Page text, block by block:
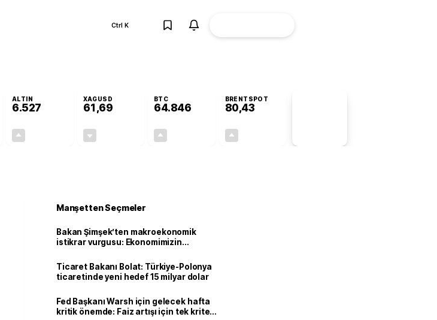
Ctrl K
ALTIN
6.527
XAGUSD
61,69
BTC
64.846
BRENTSPOT
80,43
Manşetten Seçmeler
Bakan Şimşek’ten makroekonomik
istikrar vurgusu: Ekonomimizin
Ticaret Bakanı Bolat: Türkiye-Polonya
ticaretinde yeni hedef 15 milyar dolar
Fed Başkanı Warsh için gelecek hafta
kritik önemde: Faiz artışı için tek kriter